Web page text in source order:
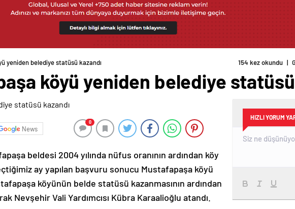
yeniden belediye statüsü kazandı 154 kez okundu |
köyü yeniden belediye statüsü
News
0
beldesi 2004 yılında nüfus oranının ardından köy
ay yapılan başvuru sonucu Mustafapaşa köyü
köyünün belde statüsü kazanmasının ardından
Nevşehir Vali Yardımcısı Kübra Karaalioğlu atandı.
HIZLI YORUM